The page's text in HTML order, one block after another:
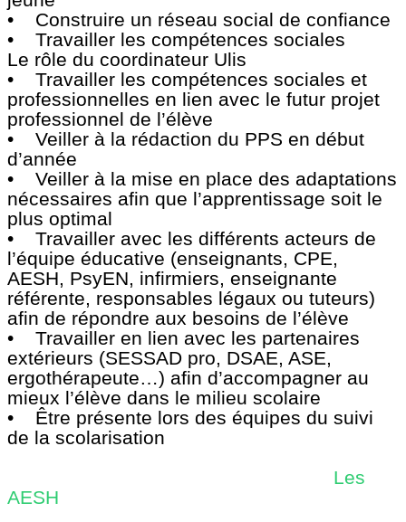
• Construire un réseau social de confiance
• Travailler les compétences sociales
Le rôle du coordinateur Ulis
• Travailler les compétences sociales et
professionnelles en lien avec le futur projet
professionnel de l’élève
• Veiller à la rédaction du PPS en début
d’année
• Veiller à la mise en place des adaptations
nécessaires afin que l’apprentissage soit le
plus optimal
• Travailler avec les différents acteurs de
l’équipe éducative (enseignants, CPE,
AESH, PsyEN, infirmiers, enseignante
référente, responsables légaux ou tuteurs)
afin de répondre aux besoins de l’élève
• Travailler en lien avec les partenaires
extérieurs (SESSAD pro, DSAE, ASE,
ergothérapeute…) afin d’accompagner au
mieux l’élève dans le milieu scolaire
• Être présente lors des équipes du suivi
de la scolarisation
Les
AESH